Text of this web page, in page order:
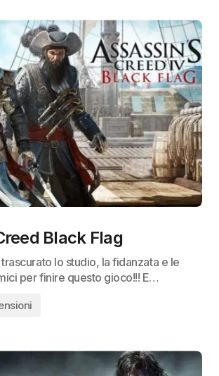
Black Flag
lo studio, la fidanzata e le
per finire questo gioco!!! E…